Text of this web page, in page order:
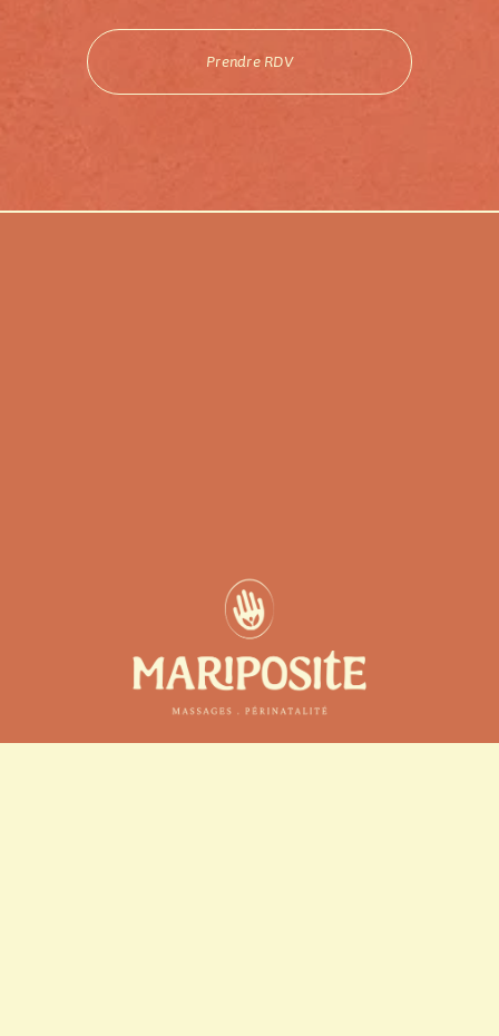
Prendre RDV